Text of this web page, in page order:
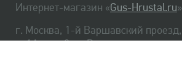
Интернет-магазин «Gus-Hrustal.ru»
г. Москва, 1-й Варшавский проезд,
д. 1А, стр. 3, м. Варшавская